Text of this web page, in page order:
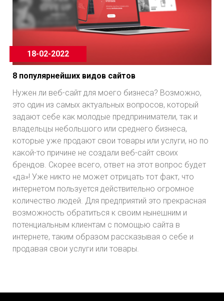
18-02-2022
8 популярнейших видов сайтов
Нужен ли веб-сайт для моего бизнеса? Возможно,
это один из самых актуальных вопросов, который
задают себе как молодые предприниматели, так и
владельцы небольшого или среднего бизнеса,
которые уже продают свои товары или услуги, но по
какой-то причине не создали веб-сайт своих
брендов. Скорее всего, ответ на этот вопрос будет
«да»! Уже никто не может отрицать тот факт, что
интернетом пользуется действительно огромное
количество людей. Для предприятий это прекрасная
возможность обратиться к своим нынешним и
потенциальным клиентам с помощью сайта в
интернете, таким образом рассказывая о себе и
продавая свои услуги или товары.